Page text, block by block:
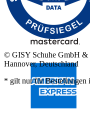
© GISY Schuhe GmbH &
Hannover, Deutschland
* gilt nur für Bestellungen